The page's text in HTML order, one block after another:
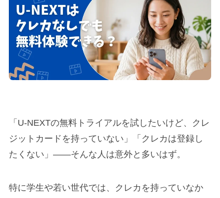
「U-NEXTの無料トライアルを試したいけど、クレ
ジットカードを持っていない」「クレカは登録し
たくない」——そんな人は意外と多いはず。
特に学生や若い世代では、クレカを持っていなか